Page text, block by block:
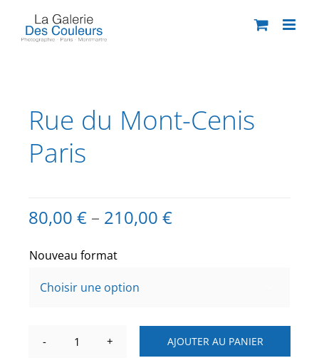
Rue du Mont-Cenis
Paris
80,00 €– 210,00 €
Nouveau format
quantité
AJOUTER AU PANIER